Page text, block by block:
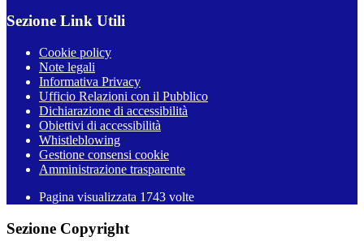
Sezione Link Utili
Cookie policy
Note legali
Informativa Privacy
Ufficio Relazioni con il Pubblico
Dichiarazione di accessibilità
Obiettivi di accessibilità
Whistleblowing
Gestione consensi cookie
Amministrazione trasparente
Pagina visualizzata 1743 volte
Sezione Copyright